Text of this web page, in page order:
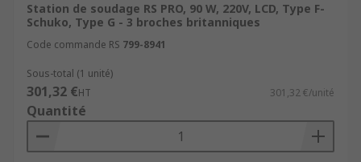
Station de soudage RS PRO, 90 W, 220V, LCD, Type F-
Schuko, Type G - 3 broches britanniques
Code commande RS 799-8941
Sous-total (1 unité)
301,32 €HT 301,32 €/unité
Quantité